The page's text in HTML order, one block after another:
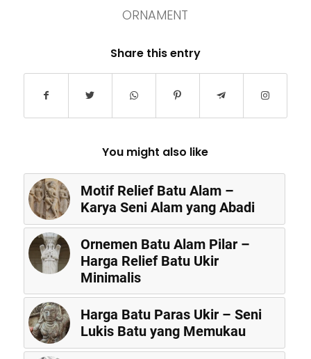
ORNAMENT
Share this entry
You might also like
Motif Relief Batu Alam –
Karya Seni Alam yang Abadi
Ornemen Batu Alam Pilar –
Harga Relief Batu Ukir
Minimalis
Harga Batu Paras Ukir – Seni
Lukis Batu yang Memukau